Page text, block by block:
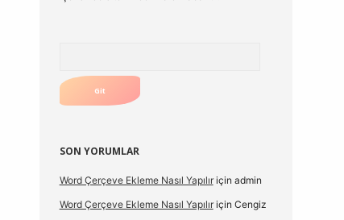
SON YORUMLAR
Word Çerçeve Ekleme Nasıl Yapılıriçin admin
Word Çerçeve Ekleme Nasıl Yapılıriçin Cengiz